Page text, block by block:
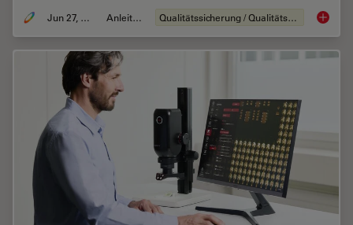
Jun 27, 2023 Anleitung Qualitätssicherung / Qualitätskontrolle What is